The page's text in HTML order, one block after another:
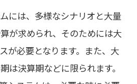
には、多様なシナリオと大量
が求められ、そのためには大
が必要となります。また、大
は決算期などに限られます。